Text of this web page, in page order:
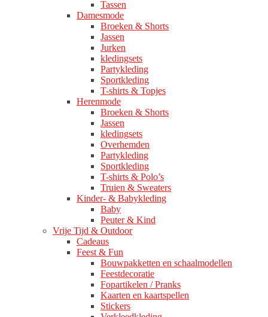
Tassen
Damesmode
Broeken & Shorts
Jassen
Jurken
kledingsets
Partykleding
Sportkleding
T-shirts & Topjes
Herenmode
Broeken & Shorts
Jassen
kledingsets
Overhemden
Partykleding
Sportkleding
T-shirts & Polo’s
Truien & Sweaters
Kinder- & Babykleding
Baby
Peuter & Kind
Vrije Tijd & Outdoor
Cadeaus
Feest & Fun
Bouwpakketten en schaalmodellen
Feestdecoratie
Fopartikelen / Pranks
Kaarten en kaartspellen
Stickers